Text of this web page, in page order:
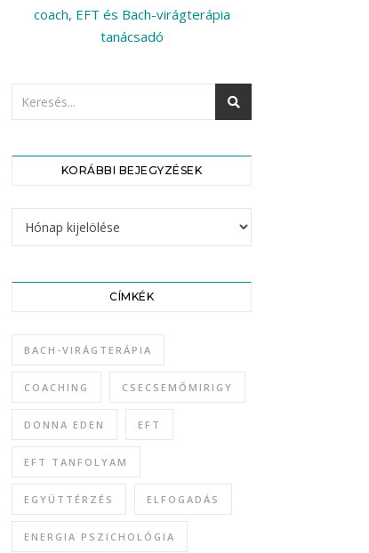
coach, EFT és Bach-virágterápia
tanácsadó
KORÁBBI BEJEGYZÉSEK
CÍMKÉK
BACH-VIRÁGTERÁPIA
COACHING CSECSEMŐMIRIGY
DONNA EDEN EFT
EFT TANFOLYAM
EGYÜTTÉRZÉS ELFOGADÁS
ENERGIA PSZICHOLÓGIA